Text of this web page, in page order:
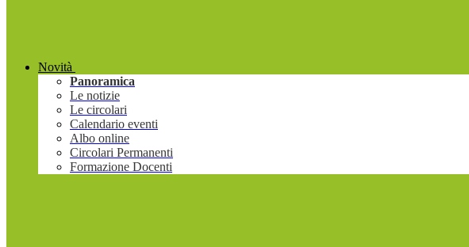
Novità
Panoramica
Le notizie
Le circolari
Calendario eventi
Albo online
Circolari Permanenti
Formazione Docenti